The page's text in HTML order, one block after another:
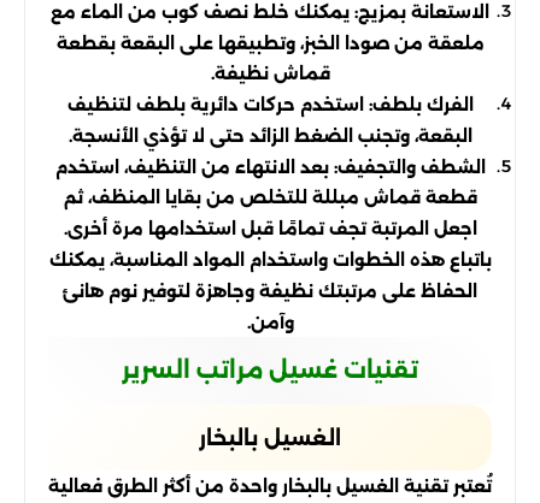
الاستعانة بمزيج: يمكنك خلط نصف كوب من الماء مع
ملعقة من صودا الخبز، وتطبيقها على البقعة بقطعة
قماش نظيفة.
الفرك بلطف: استخدم حركات دائرية بلطف لتنظيف
البقعة، وتجنب الضغط الزائد حتى لا تؤذي الأنسجة.
الشطف والتجفيف: بعد الانتهاء من التنظيف، استخدم
قطعة قماش مبللة للتخلص من بقايا المنظف، ثم
اجعل المرتبة تجف تمامًا قبل استخدامها مرة أخرى.
باتباع هذه الخطوات واستخدام المواد المناسبة، يمكنك
الحفاظ على مرتبتك نظيفة وجاهزة لتوفير نوم هانئ
وآمن.
تقنيات غسيل مراتب السرير
الغسيل بالبخار
تُعتبر تقنية الغسيل بالبخار واحدة من أكثر الطرق فعالية